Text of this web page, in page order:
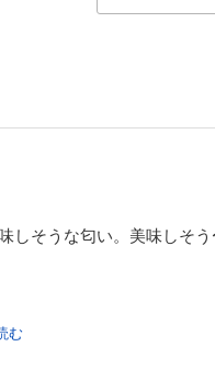
そうな匂い。美味しそ
む